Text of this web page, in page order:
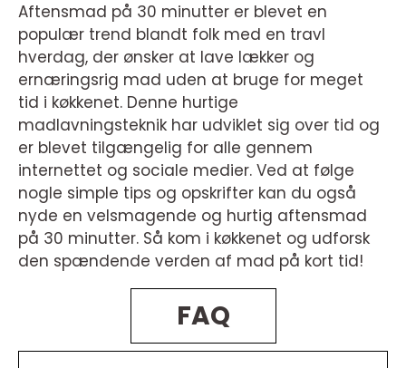
Aftensmad på 30 minutter er blevet en
populær trend blandt folk med en travl
hverdag, der ønsker at lave lækker og
ernæringsrig mad uden at bruge for meget
tid i køkkenet. Denne hurtige
madlavningsteknik har udviklet sig over tid og
er blevet tilgængelig for alle gennem
internettet og sociale medier. Ved at følge
nogle simple tips og opskrifter kan du også
nyde en velsmagende og hurtig aftensmad
på 30 minutter. Så kom i køkkenet og udforsk
den spændende verden af mad på kort tid!
FAQ